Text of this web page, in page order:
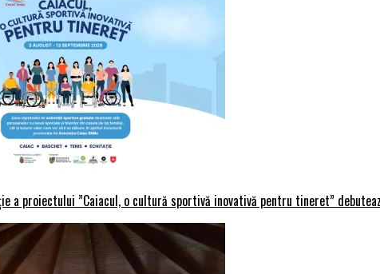
a proiectului ”Caiacul, o cultură sportivă inovativă pentru tineret”